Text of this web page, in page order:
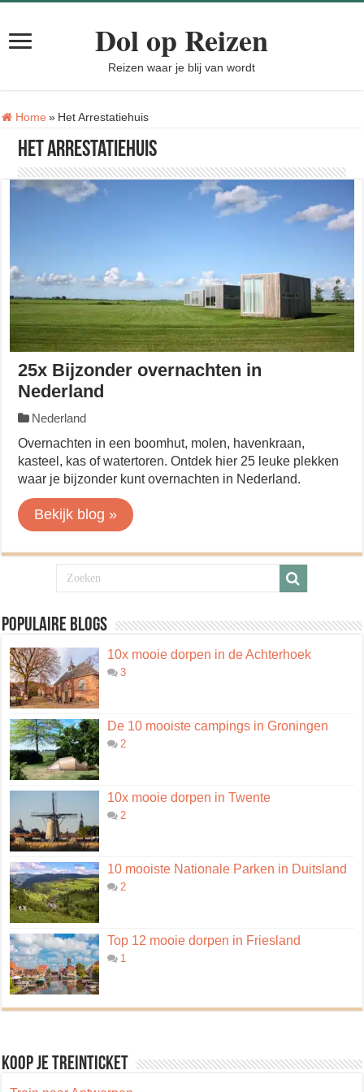
Dol op Reizen
Reizen waar je blij van wordt
Home » Tag:
Het Arrestatiehuis
Het Arrestatiehuis
25x Bijzonder overnachten in
Nederland
Nederland
Overnachten in een boomhut, molen, havenkraan,
kasteel, kas of watertoren. Ontdek hier 25 leuke plekken
waar je bijzonder kunt overnachten in Nederland.
Bekijk blog »
Populaire blogs
10x mooie dorpen in de Achterhoek
3
De 10 mooiste campings in Groningen
2
10x mooie dorpen in Twente
2
10 mooiste Nationale Parken in Duitsland
2
Top 12 mooie dorpen in Friesland
1
Koop je treinticket